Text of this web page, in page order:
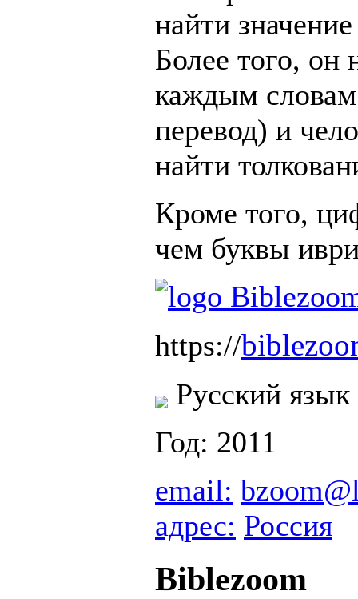
найти
Более того, он
каждым
перевод) и
найти
Кроме того,
чем буквы
https://
Русский язык
Год: 2011
email:
адрес: Россия
Biblezoom